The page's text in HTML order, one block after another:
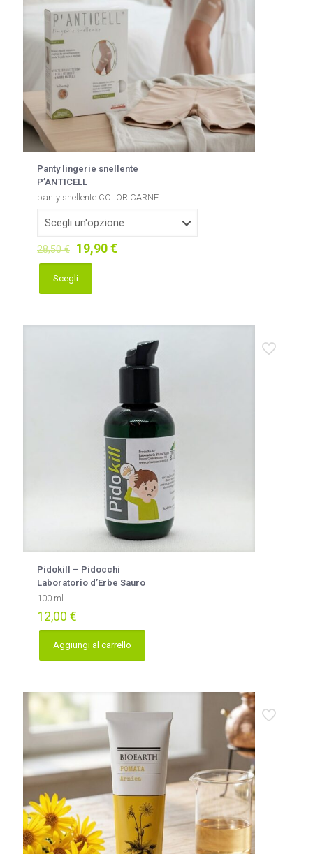
Panty lingerie snellente
P’ANTICELL
panty snellente COLOR CARNE
28,50€ Il
prezzo
originale
19,90€Il
Scegli
Questo
prodotto
più
Pidokill – Pidocchi
Laboratorio d’Erbe Sauro
100 ml
12,00 €
Aggiungi al carrello